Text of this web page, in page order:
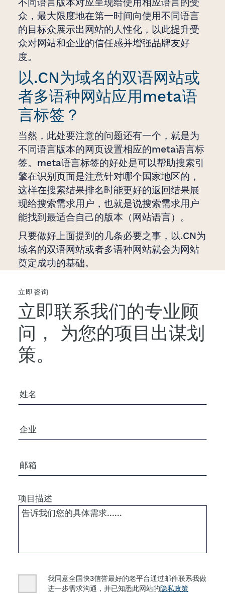
不同语言版本对应呈现给使用相应语言的受
众，最大限度地在第一时间向使用不同语言
的目标众展示出网站的人性化，以此提升受
众对网站和企业的信任感并增强品牌友好
度。
以.CN为域名的双语网站或
者多语种网站应用meta语
言标签？
当然，此处要注意的问题还有一个，就是为
不同语言版本的网页设置相应的meta语言标
签。meta语言标签的好处是可以帮助搜索引
擎在识别页面是注意针对哪个国家地区的，
这样在搜索结果排名时能更好的返回结果展
现给搜索需求用户，也就是说搜索需求用户
能找到最适合自己的版本（网站语言）。
只要做好上面提到的几条必要之事，以.CN为
域名的双语网站或者多语种网站就会为网站
奠定成功的基础。
立即咨询
立即联系我们的专业顾
问，
为您的项目出谋划
策。
您的姓名
公司/组织
电子邮箱
项目描述
Consent
我同意全国快3信誉最好的老平台通过邮件联系我做
进一步需求沟通，并已知悉此网站的隐私政策